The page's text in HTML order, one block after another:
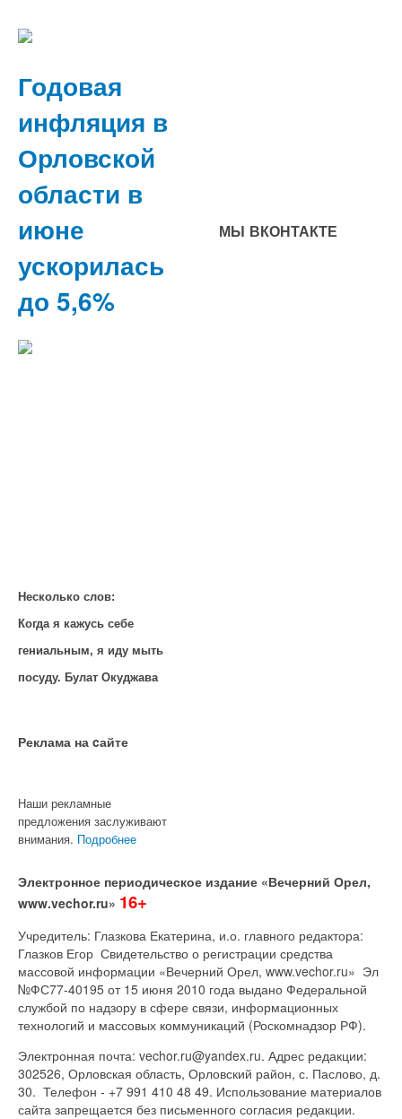
Годовая
инфляция в
Орловской
области в
июне
ускорилась
до 5,6%
Несколько слов:
Когда я кажусь себе
гениальным, я иду мыть
посуду. Булат Окуджава
Реклама на cайте
Наши рекламные
предложения заслуживают
внимания. Подробнее
МЫ ВКОНТАКТЕ
Электронное периодическое издание «Вечерний Орел,
www.vechor.ru» 16+
Учредитель: Глазкова Екатерина, и.о. главного редактора:
Глазков Егор Свидетельство о регистрации средства
массовой информации «Вечерний Орел, www.vechor.ru» Эл
№ФС77-40195 от 15 июня 2010 года выдано Федеральной
службой по надзору в сфере связи, информационных
технологий и массовых коммуникаций (Роскомнадзор РФ).
Электронная почта: vechor.ru@yandex.ru. Адрес редакции:
302526, Орловская область, Орловский район, с. Паслово, д.
30. Телефон - +7 991 410 48 49. Использование материалов
сайта запрещается без письменного согласия редакции.